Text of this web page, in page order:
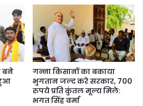
बने
हुआ
गन्ना किसानों का बकाया
भुगतान जल्द करे सरकार, 700
रुपये प्रति कुंतल मूल्य मिले:
भगत सिंह वर्मा